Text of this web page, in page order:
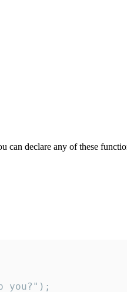
declare any of these
you?");